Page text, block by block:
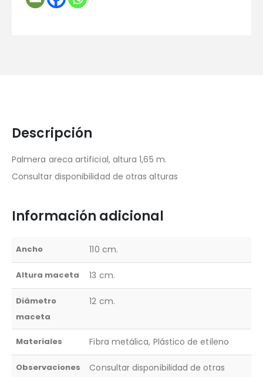
Descripción
Palmera areca artificial, altura 1,65 m.
Consultar disponibilidad de otras alturas
Información adicional
Ancho 110 cm.
Altura maceta 13 cm.
Diámetro
maceta
12 cm.
Materiales Fibra metálica, Plástico de etileno
Observaciones Consultar disponibilidad de otras